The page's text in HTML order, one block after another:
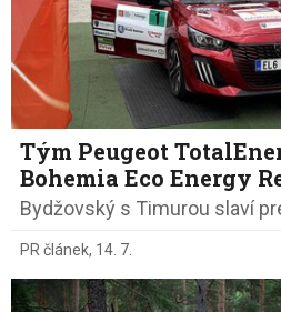
Tým Peugeot
Bohemia Eco Energy
Bydžovský s Timurou slaví
PR článek, 14. 7.